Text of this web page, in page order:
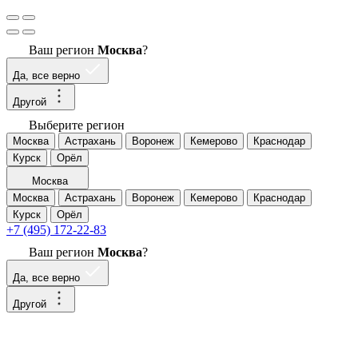
Ваш регион Москва?
Да, все верно
Другой
Выберите регион
Москва Астрахань Воронеж Кемерово
Краснодар
Курск
Орёл
Москва
Москва
Астрахань Воронеж Кемерово
Краснодар
Курск
Орёл
+7 (495) 172-22-83
Ваш регион Москва?
Да, все верно
Другой